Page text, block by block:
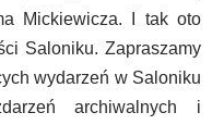
Mickiewicza. I tak oto
Saloniku. Zapraszamy
wydarzeń w Saloniku
archiwalnych i